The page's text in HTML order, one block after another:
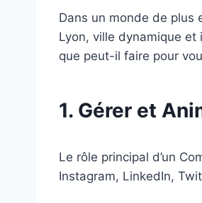
Dans un monde de plus
Lyon, ville dynamique et
que peut-il faire pour
1. Gérer et
Le rôle principal d’un
Instagram, LinkedIn,